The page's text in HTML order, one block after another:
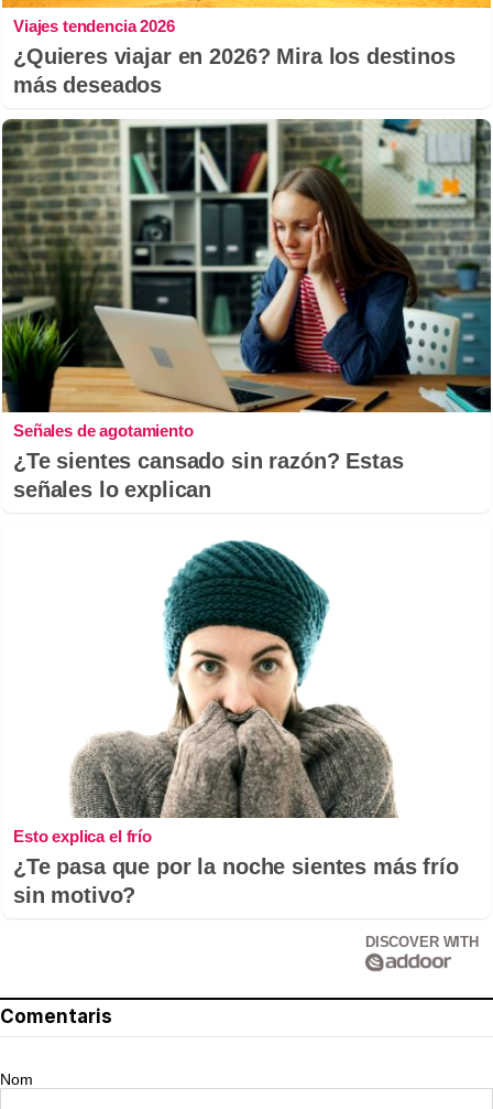
Viajes tendencia 2026
¿Quieres viajar en 2026? Mira los destinos
más deseados
Señales de agotamiento
¿Te sientes cansado sin razón? Estas
señales lo explican
Esto explica el frío
¿Te pasa que por la noche sientes más frío
sin motivo?
DISCOVER WITH
Comentaris
Nom